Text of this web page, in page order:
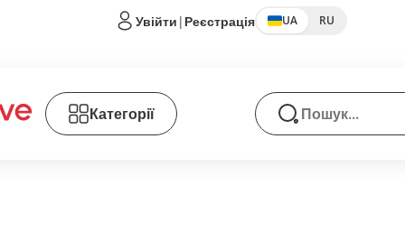
Увійти | Реєстрація UA RU
Категорії Пошук товарів